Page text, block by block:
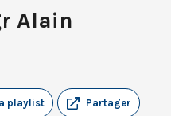
Alain
Partager
playlist